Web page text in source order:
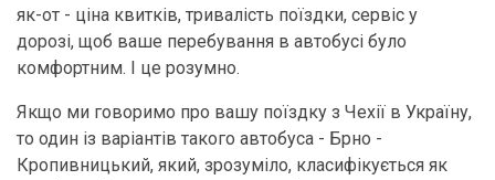
як-от - ціна квитків, тривалість поїздки, сервіс у
дорозі, щоб ваше перебування в автобусі було
комфортним. І це розумно.
Якщо ми говоримо про вашу поїздку з Чехії в Україну,
то один із варіантів такого автобуса - Брно -
Кропивницький, який, зрозуміло, класифікується як